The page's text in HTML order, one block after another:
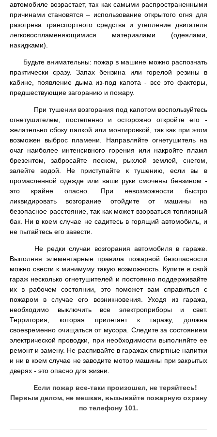
автомобиле возрастает, так как самыми распространенными
причинами становятся – использование открытого огня для
разогрева транспортного средства и утепление двигателя
легковоспламеняющимися материалами (одеялами,
накидками).
Будьте внимательны: пожар в машине можно распознать
практически сразу. Запах бензина или горелой резины в
кабине, появление дыма из-под капота - все это факторы,
предшествующие загоранию и пожару.
При тушении возгорания под капотом воспользуйтесь
огнетушителем, постепенно и осторожно откройте его -
желательно сбоку палкой или монтировкой, так как при этом
возможен выброс пламени. Направляйте огнетушитель на
очаг наиболее интенсивного горения или накройте пламя
брезентом, забросайте песком, рыхлой землей, снегом,
залейте водой. Не приступайте к тушению, если вы в
промасленной одежде или ваши руки смочены бензином -
это крайне опасно. При невозможности быстро
ликвидировать возгорание отойдите от машины на
безопасное расстояние, так как может взорваться топливный
бак. Ни в коем случае не садитесь в горящий автомобиль, и
не пытайтесь его завести.
Не редки случаи возгорания автомобиля в гараже.
Выполняя элементарные правила пожарной безопасности
можно свести к минимуму такую возможность. Купите в свой
гараж несколько огнетушителей и постоянно поддерживайте
их в рабочем состоянии, это поможет вам справиться с
пожаром в случае его возникновения. Уходя из гаража,
необходимо выключить все электроприборы и свет.
Территория, которая прилегает к гаражу, должна
своевременно очищаться от мусора. Следите за состоянием
электрической проводки, при необходимости выполняйте ее
ремонт и замену. Не распивайте в гаражах спиртные напитки
и ни в коем случае не заводите мотор машины при закрытых
дверях - это опасно для жизни.
Если пожар все-таки произошел, не теряйтесь!
Первым делом, не мешкая, вызывайте пожарную охрану
по телефону 101.